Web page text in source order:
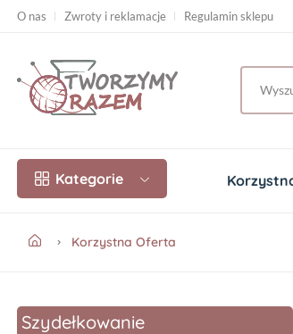
O nas Zwroty i reklamacje Regulamin sklepu
Kategorie
Korzystna Oferta
Szydełkowanie